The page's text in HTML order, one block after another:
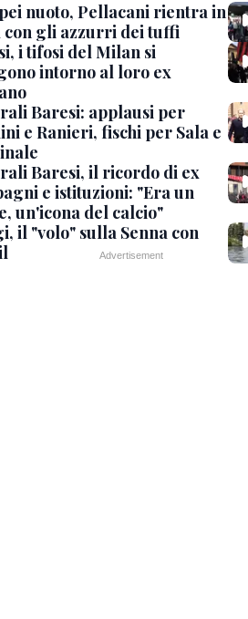
nuoto, Pellacani rientra in
gli azzurri dei tuffi
i tifosi del Milan si
intorno al loro ex
Baresi: applausi per
e Ranieri, fischi per Sala e
Baresi, il ricordo di ex
e istituzioni: "Era un
un'icona del calcio"
il "volo" sulla Senna con